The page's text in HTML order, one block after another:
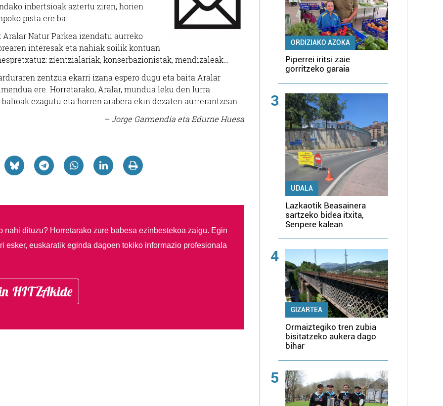
inbertsioak aztertu ziren, horien
pista ere bai.
Natur Parkea izendatu aurreko
interesak eta nahiak soilik kontuan
zientzialariak, konserbazionistak, mendizaleak…
zentzua ekarri izana espero dugu eta baita Aralar
ere. Horretarako, Aralar, mundua leku den lurra
ezagutu eta horren arabera ekin dezaten aurrerantzean.
– Jorge Garmendia eta Edurne Huesa
nahi dituzu? Horretarako zure babesa ezinbestekoa zaigu. Egin
esker, euskaratik eginda dagoen tokiko informazio profesionala
HITZAkide
ORDIZIAKO AZOKA
Piperrei iritsi zaie
gorritzeko garaia
3
UDALA
Lazkaotik Beasainera
sartzeko bidea itxita,
Senpere kalean
4
GIZARTEA
Ormaiztegiko tren zubia
bisitatzeko aukera dago
bihar
5